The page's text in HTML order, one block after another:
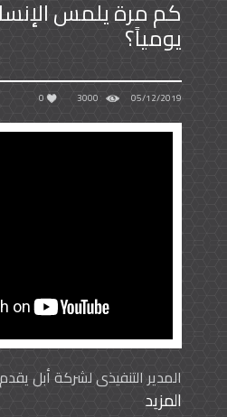
كم مرة يلمس
يومياً؟
05/12/2019
3000
0
المدير التنفيذي لشركة أبل
إدمان الجوال
المزيد